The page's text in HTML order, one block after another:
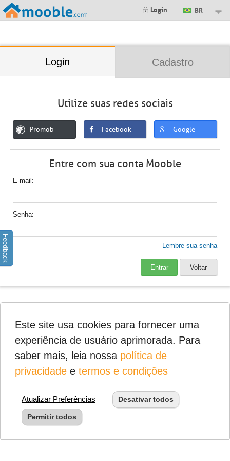
Login BR
Login Cadastro
Utilize suas redes sociais
Promob Facebook Google
Entre com sua conta Mooble
E-mail
Senha
Lembre sua senha
Entrar Voltar
Feedback
Este site usa cookies para fornecer uma
experiência de usuário aprimorada. Para
saber mais, leia nossa política de
privacidadee termos e condições
Atualizar Preferências Desativar todos
Permitir todos